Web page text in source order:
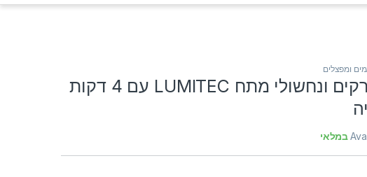
ומפצלים
מגן ברקים ונחשולי מתח LUMITEC עם 4 דקות